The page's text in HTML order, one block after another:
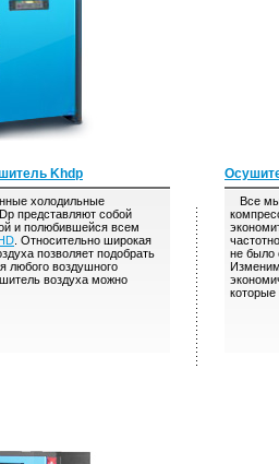
Khdp
холодильные
представляют собой
и полюбившейся всем
. Относительно широкая
позволяет подобрать
любого воздушного
воздуха можно
Все мы
не было
которые